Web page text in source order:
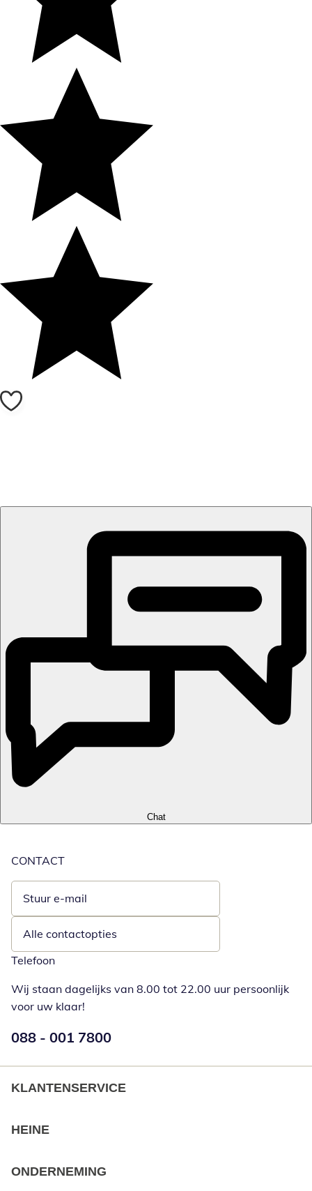
Chat
CONTACT
Stuur e-mail
Opent e-mailclient
Alle contactopties
Telefoon
Wij staan dagelijks van 8.00 tot 22.00 uur persoonlijk
voor uw klaar!
Telefoonnummer:
088 - 001 7800
KLANTENSERVICE
HEINE
ONDERNEMING